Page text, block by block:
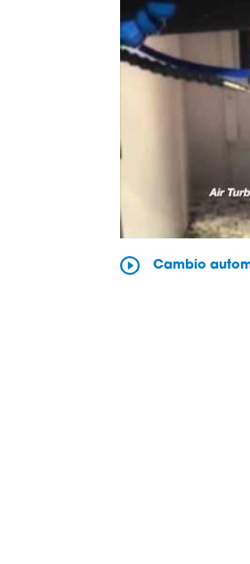
Cambio